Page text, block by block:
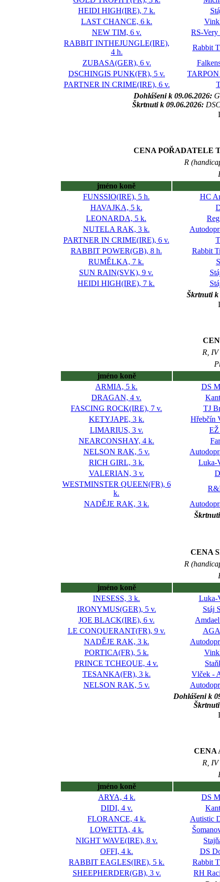
HEIDI HIGH(IRE), 7 k.
LAST CHANCE, 6 k.
NEW TIM, 6 v.
RS-Very
RABBIT INTHEJUNGLE(IRE),
4 h.
Rabbit
ZUBASA(GER), 6 v.
DSCHINGIS PUNK(FR), 5 v.
TARPON
PARTNER IN CRIME(IRE), 6 v.
Dohlášeni k 09.06.2026:
Škrtnuti k 09.06.2026:
CENA POŘADATELE
R
jméno koně
FUNSSIO(IRE), 5 h.
HC
HAVAJKA, 5 k.
LEONARDA, 5 k.
NUTELA RAK, 3 k.
PARTNER IN CRIME(IRE), 6 v.
RABBIT POWER(GB), 8 h.
Rabbit
RUMĚLKA, 7 k.
SUN RAIN(SVK), 9 v.
HEIDI HIGH(IRE), 7 k.
Škrtnuti
R,
jméno koně
ARMIA, 5 k.
DS
DRAGAN, 4 v.
FASCING ROCK(IRE), 7 v.
TJ
KETYJAPE, 3 k.
Hřebčín
LIMARIUS, 3 v.
EŽ
NEARCONSHAY, 4 k.
NELSON RAK, 5 v.
RICH GIRL, 3 k.
Luka-
VALERIAN, 3 v.
WESTMINSTER QUEEN(FR), 6
k.
NADĚJE RAK, 3 k.
CENA
R
jméno koně
INESESS, 3 k.
Luka-
IRONYMUS(GER), 5 v.
Stáj
JOE BLACK(IRE), 6 v.
LE CONQUERANT(FR), 9 v.
NADĚJE RAK, 3 k.
PORTICA(FR), 5 k.
PRINCE TCHEQUE, 4 v.
TESANKA(FR), 3 k.
Vlček -
NELSON RAK, 5 v.
Dohlášeni k
CENA
R,
jméno koně
ARYA, 4 k.
DS
DIDI, 4 v.
FLORANCE, 4 k.
Autistic
LOWETTA, 4 k.
NIGHT WAVE(IRE), 8 v.
OFFI, 4 k.
DS
RABBIT EAGLES(IRE), 5 k.
Rabbit
SHEEPHERDER(GB), 3 v.
RH